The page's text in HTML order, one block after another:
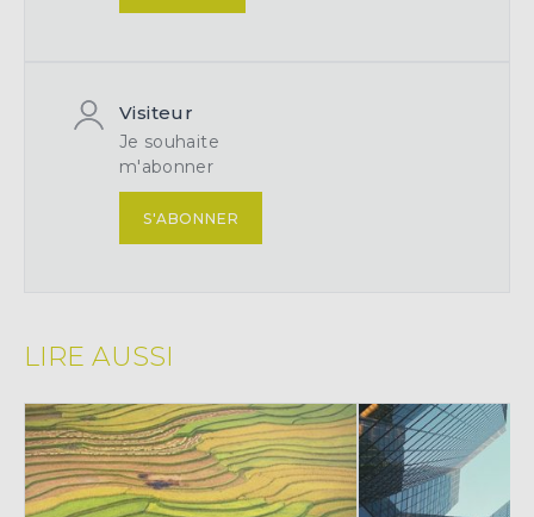
Visiteur
Je souhaite
m'abonner
S'ABONNER
LIRE AUSSI